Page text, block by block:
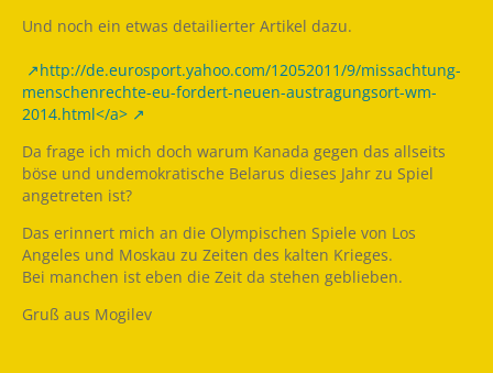
Und noch ein etwas detailierter Artikel dazu.
http://de.eurosport.yahoo.com/12052011/9/missachtung-
menschenrechte-eu-fordert-neuen-austragungsort-wm-
2014.html</a>
Da frage ich mich doch warum Kanada gegen das allseits
böse und undemokratische Belarus dieses Jahr zu Spiel
angetreten ist?
Das erinnert mich an die Olympischen Spiele von Los
Angeles und Moskau zu Zeiten des kalten Krieges.
Bei manchen ist eben die Zeit da stehen geblieben.
Gruß aus Mogilev